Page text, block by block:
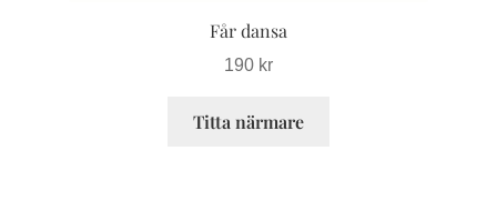
Får dansa
190 kr
Titta närmare